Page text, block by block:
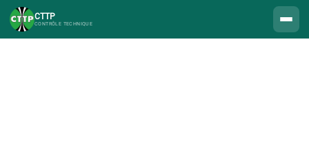
CTTP
CONTRÔLE TECHNIQUE